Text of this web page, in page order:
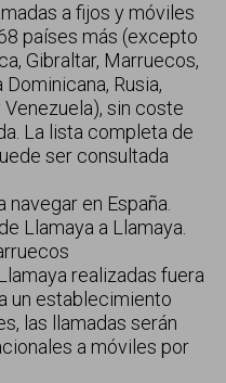
a fijos y móviles
países más (excepto
Gibraltar, Marruecos,
Rusia,
Venezuela), sin coste
La lista completa de
ser consultada
en España.
Llamaya a Llamaya.
realizadas fuera
un establecimiento
las llamadas serán
a móviles por